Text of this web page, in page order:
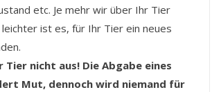
etc. Je mehr wir über Ihr Tier
ist es, für Ihr Tier ein neues
Tier nicht aus! Die Abgabe eines
Mut, dennoch wird niemand für